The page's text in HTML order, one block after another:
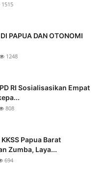
1515
PAPUA DAN OTONOMI
1248
RI Sosialisasikan Empat
808
Papua Barat
Zumba, Laya...
694